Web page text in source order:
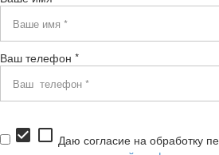
Ваш телефон *
check_box check_box_outline_blank Даю согласие на обработку